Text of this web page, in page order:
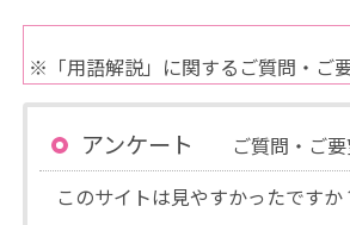
※「用語解説」に関するご質問・ご要
アンケート ご質問・ご
このサイトは見やすかったですか